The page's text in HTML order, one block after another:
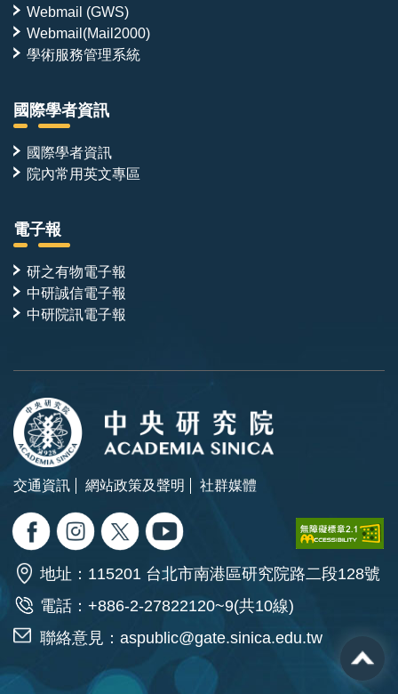
Webmail (GWS)
Webmail(Mail2000)
學術服務管理系統
國際學者資訊
國際學者資訊
院內常用英文專區
電子報
研之有物電子報
中研誠信電子報
中研院訊電子報
交通資訊 網站政策及聲明 社群媒體
地址：115201 台北市南港區研究院路二段128號
電話：+886-2-27822120~9(共10線)
聯絡意見： aspublic@gate.sinica.edu.tw